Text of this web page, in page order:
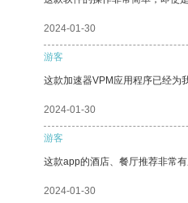
2024-01-30
游客
这款加速器VPM应用程序已经为
2024-01-30
游客
这款app的酒店、餐厅推荐非常
2024-01-30